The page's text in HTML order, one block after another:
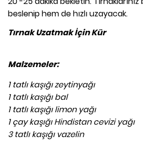
beslenip hem de hızlı uzayacak.
Tırnak Uzatmak İçin Kür
Malzemeler:
1 tatlı kaşığı zeytinyağı
1 tatlı kaşığı bal
1 tatlı kaşığı limon yağı
1 çay kaşığı Hindistan cevizi yağı
3 tatlı kaşığı vazelin